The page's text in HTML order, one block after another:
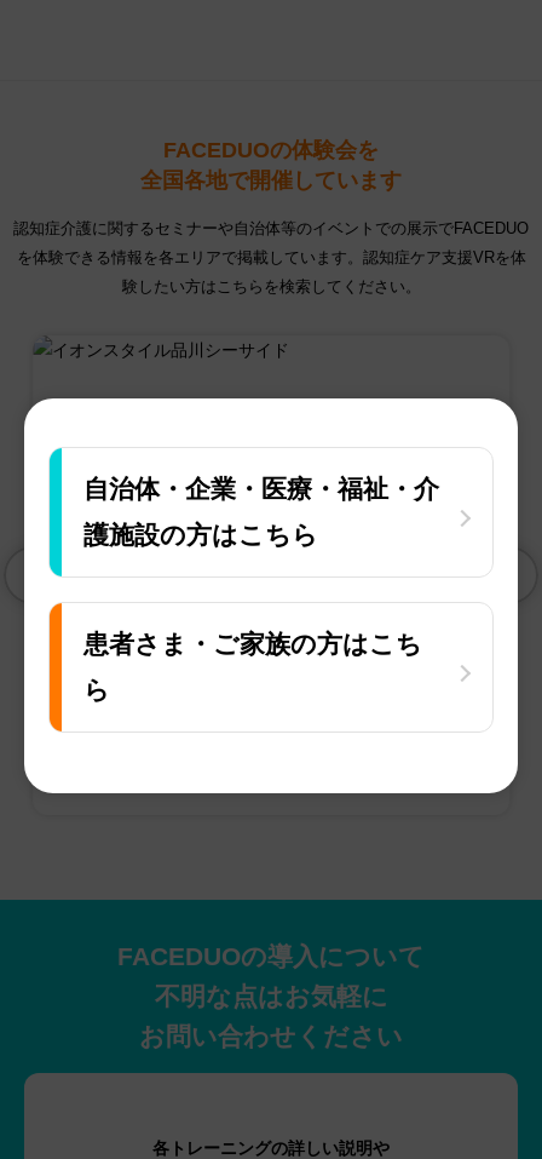
自治体・企業・医療・福祉・介
護施設の方はこちら
患者さま・ご家族の方はこち
ら
FACEDUOの体験会を
全国各地で開催しています
認知症介護に関するセミナーや自治体等のイベントでの展示でFACEDUO
を体験できる情報を各エリアで掲載しています。 認知症ケア支援VRを体
験したい方はこちらを検索してください。
イオンスタイル品川シーサイド
参加費：無料
FACEDUOの導入について
不明な点はお気軽に
お問い合わせください
各トレーニングの詳しい説明や